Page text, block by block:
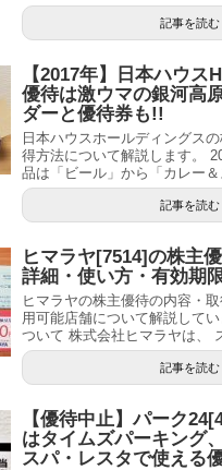
記事を読む
【2017年】日本ハウス
優待は激ウマの銀河高
ダーと優待券も!!
日本ハウスホールディングス
得方法について解説します。
品は「ビール」から「カレー＆
記事を読む
ヒマラヤ[7514]の株主
詳細・使い方・有効期
ヒマラヤの株主優待の内容・
用可能店舗について解説して
ついて 株式会社ヒマラヤは、
記事を読む
【優待中止】パーク
はタイムズパーキング
スパ・レスタで使える